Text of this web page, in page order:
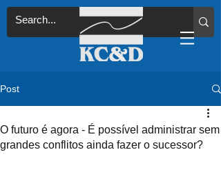
Post
O futuro é agora - É possível administrar sem
grandes conflitos ainda fazer o sucessor?